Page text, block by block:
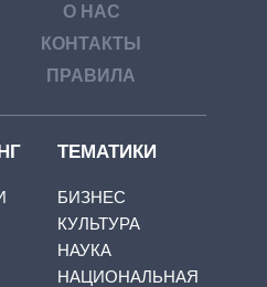
О НАС
КОНТАКТЫ
ПРАВИЛА
ТЕМАТИКИ
БИЗНЕС
КУЛЬТУРА
НАУКА
НАЦИОНАЛЬНАЯ